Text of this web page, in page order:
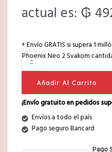
actual es: ₲
+ Envío GRATIS si supera 1
-
Phoenix Neo 2 Svakom
Añadir Al Carrito
¡Envío gratuito en pedidos
Envíos a todo el país
Pago seguro Bancard